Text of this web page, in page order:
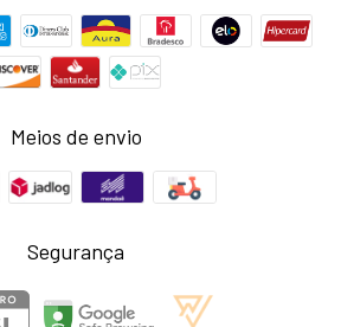
Meios de envio
Segurança